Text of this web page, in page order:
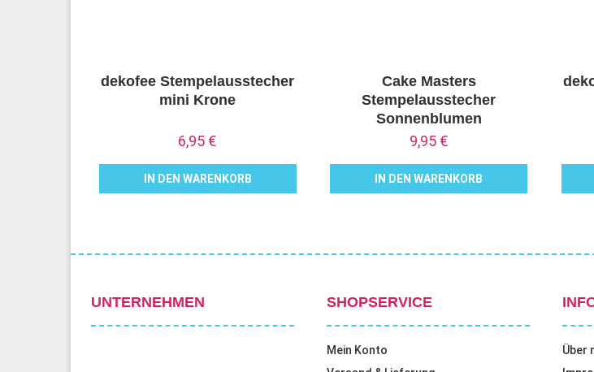
dekofee Stempelausstecher
mini Krone
6,95 €
IN DEN WARENKORB
Cake Masters
Stempelausstecher
Sonnenblumen
9,95 €
IN DEN WARENKORB
UNTERNEHMEN SHOPSERVICE
Mein Konto
Über